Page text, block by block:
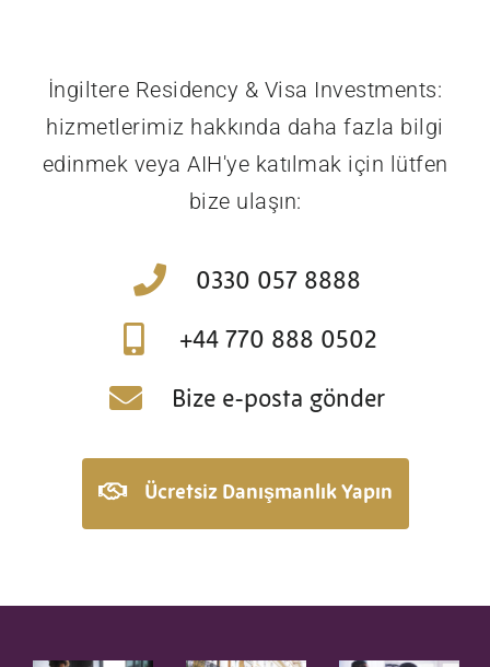
İngiltere Residency & Visa Investments:
hizmetlerimiz hakkında daha fazla bilgi
edinmek veya AIH'ye katılmak için lütfen
bize ulaşın:
0330 057 8888
+44 770 888 0502
Bize e-posta gönder
Ücretsiz Danışmanlık Yapın